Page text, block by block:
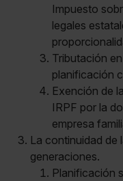
Impuesto
legales
Tributación
planificación
Exención de
IRPF por la
empresa
La continuidad de
generaciones.
Planificación